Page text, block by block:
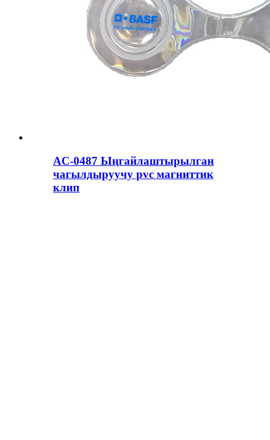
AC-0487 Ыңгайлаштырылган
чагылдыруучу pvc магниттик
клип